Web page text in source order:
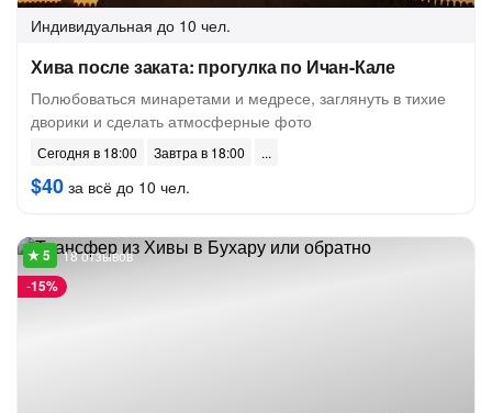
Индивидуальная до 10 чел.
Хива после заката: прогулка по Ичан-Кале
Полюбоваться минаретами и медресе, заглянуть в тихие
дворики и сделать атмосферные фото
Сегодня в 18:00 Завтра в 18:00
$40 за всё до 10 чел.
-15%
18 отзывов